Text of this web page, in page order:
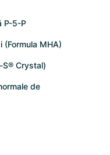
P-5-P
(Formula MHA)
Crystal)
de